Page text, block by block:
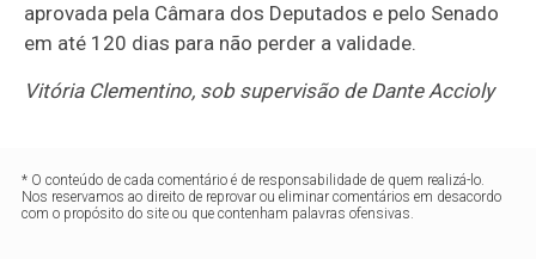
aprovada pela Câmara dos Deputados e pelo Senado
em até 120 dias para não perder a validade.
Vitória Clementino, sob supervisão de Dante Accioly
* O conteúdo de cada comentário é de responsabilidade de quem realizá-lo.
Nos reservamos ao direito de reprovar ou eliminar comentários em desacordo
com o propósito do site ou que contenham palavras ofensivas.